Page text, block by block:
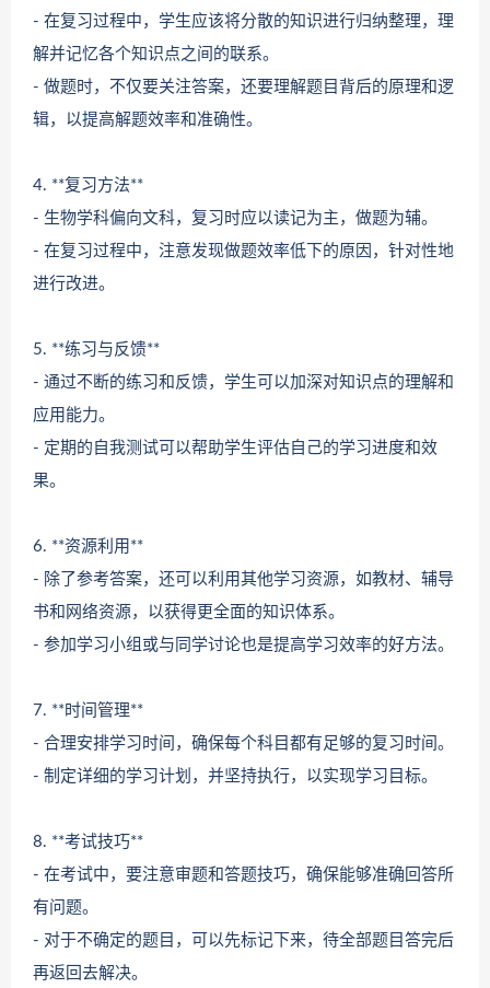
- 在复习过程中，学生应该将分散的知识进行归纳整理，理
解并记忆各个知识点之间的联系。
- 做题时，不仅要关注答案，还要理解题目背后的原理和逻
辑，以提高解题效率和准确性。
4. **复习方法**
- 生物学科偏向文科，复习时应以读记为主，做题为辅。
- 在复习过程中，注意发现做题效率低下的原因，针对性地
进行改进。
5. **练习与反馈**
- 通过不断的练习和反馈，学生可以加深对知识点的理解和
应用能力。
- 定期的自我测试可以帮助学生评估自己的学习进度和效
果。
6. **资源利用**
- 除了参考答案，还可以利用其他学习资源，如教材、辅导
书和网络资源，以获得更全面的知识体系。
- 参加学习小组或与同学讨论也是提高学习效率的好方法。
7. **时间管理**
- 合理安排学习时间，确保每个科目都有足够的复习时间。
- 制定详细的学习计划，并坚持执行，以实现学习目标。
8. **考试技巧**
- 在考试中，要注意审题和答题技巧，确保能够准确回答所
有问题。
- 对于不确定的题目，可以先标记下来，待全部题目答完后
再返回去解决。